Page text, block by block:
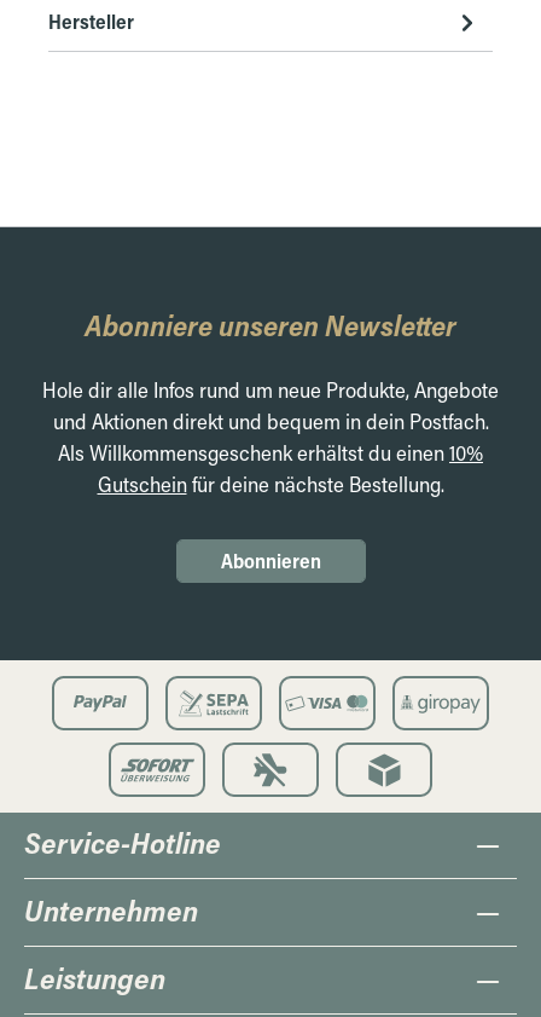
Hersteller
Abonniere unseren Newsletter
Hole dir alle Infos rund um neue Produkte, Angebote
und Aktionen direkt und bequem in dein Postfach.
Als Willkommensgeschenk erhältst du einen10%
Gutscheinfür deine nächste Bestellung.
Abonnieren
Service-Hotline
Unternehmen
Leistungen